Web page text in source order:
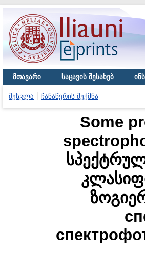
მთავარი საცავის შესახებ
შესვლა ჩანაწერის შექმნა
Some